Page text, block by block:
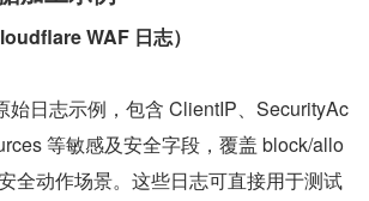
WAF 日志）
始日志示例，包含 ClientIP、SecurityAc
等敏感及安全字段，覆盖 block/allo
全动作场景。这些日志可直接用于测试